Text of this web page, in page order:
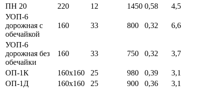
ПН 20
220 12 1450 0,58
4,5
УОП-6
дорожная с
обечайкой
160 33 800 0,32 6,6
УОП-6
дорожная без
обечайки
160 33 750 0,32 3,7
ОП-1К 160х160 25 980 0,39
3,1
ОП-1Д
160х160 25 900 0,36
3,1